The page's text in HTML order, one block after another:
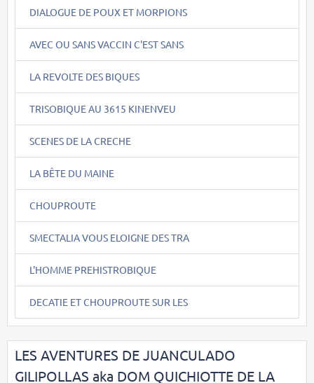
DIALOGUE DE POUX ET MORPIONS
AVEC OU SANS VACCIN C'EST SANS
LA REVOLTE DES BIQUES
TRISOBIQUE AU 3615 KINENVEU
SCENES DE LA CRECHE
LA BÊTE DU MAINE
CHOUPROUTE
SMECTALIA VOUS ELOIGNE DES TRA
L'HOMME PREHISTROBIQUE
DECATIE ET CHOUPROUTE SUR LES
LES AVENTURES DE JUANCULADO
GILIPOLLAS aka DOM QUICHIOTTE DE LA